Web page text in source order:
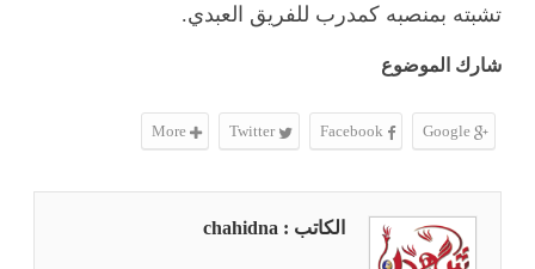
تشبته بمنصبه كمدرب للفريق العبدي.
شارك الموضوع
Twitter
الكاتب : chahidna